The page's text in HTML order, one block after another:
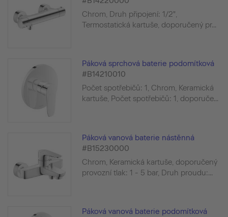
Chrom, Druh připojení: 1/2",
Termostatická kartuše, doporučený pr...
Páková sprchová baterie podomítková
#B14210010
Počet spotřebičů: 1, Chrom, Keramická
kartuše, Počet spotřebičů: 1, doporuče...
Páková vanová baterie nástěnná
#B15230000
Chrom, Keramická kartuše, doporučený
provozní tlak: 1 - 5 bar, Druh proudu:...
Páková vanová baterie podomítková